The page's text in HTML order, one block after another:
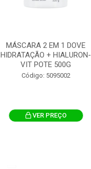
MÁSCARA 2 EM 1 DOVE
HIDRATAÇÃO + HIALURON-
VIT POTE 500G
Código: 5095002
VER PREÇO